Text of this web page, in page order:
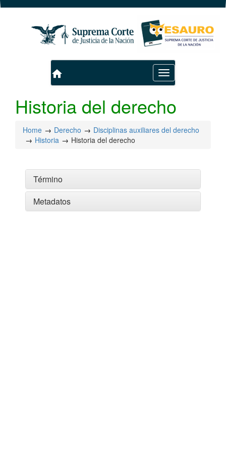
Toggle
navigation
home
Historia del derecho
Home Derecho
Disciplinas auxiliares del derecho
Historia
Historia del derecho
Término
Metadatos